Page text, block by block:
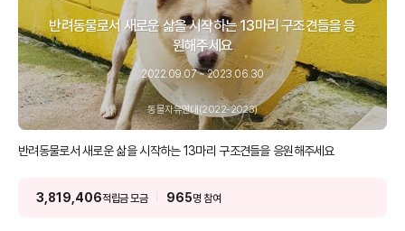
반려동물로서 새로운 삶을 시작하는 13마리 구조견들을 응
원해주세요
2022.09.07 ~ 2023.06.30
동물자유연대(2022-2023)
반려동물로서 새로운 삶을 시작하는 13마리 구조견들을 응원해주세요
3,819,406적립금 모금 965명 참여